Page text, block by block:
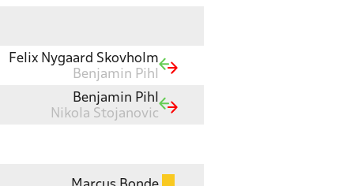
Felix Nygaard Skovholm
Benjamin Pihl
Benjamin Pihl
Nikola Stojanovic